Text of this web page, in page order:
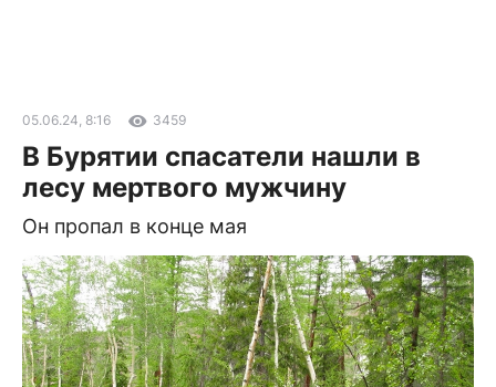
05.06.24, 8:16 3459
В Бурятии спасатели нашли в
лесу мертвого мужчину
Он пропал в конце мая